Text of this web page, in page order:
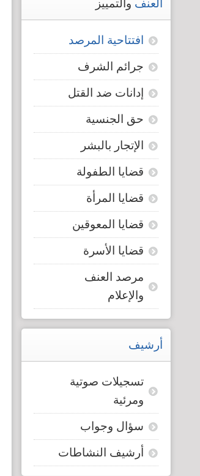
العنف والتمييز
افتتاحية المرصد
جرائم الشرف
إدانات ضد القتل
حق الجنسية
الإتجار بالبشر
قضايا الطفولة
قضايا المرأة
قضايا المعوقين
قضايا الأسرة
مرصد العنف
والإعلام
أرشيف
تسجيلات صوتية
ومرئية
سؤال وجواب
أرشيف النشاطات